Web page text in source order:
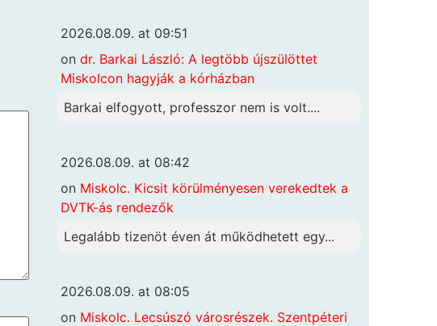
2026.08.09. at 09:51
on dr. Barkai László: A legtöbb újszülöttet
Miskolcon hagyják a kórházban
Barkai elfogyott, professzor nem is volt....
2026.08.09. at 08:42
on Miskolc. Kicsit körülményesen verekedtek a
DVTK-ás rendezők
Legalább tizenöt éven át működhetett egy...
2026.08.09. at 08:05
on Miskolc. Lecsúszó városrészek. Szentpéteri